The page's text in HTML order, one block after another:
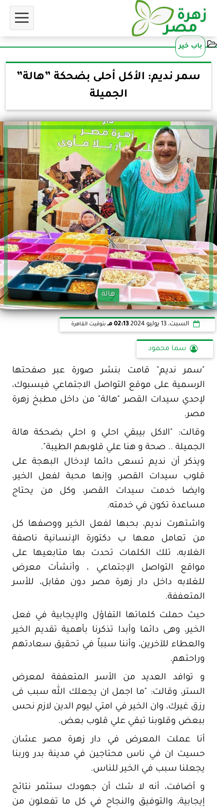
باب خير
سمر نديم: الأكل أحلى بضحكة ”هالة”
الجميلة
هالة
السبت، 13 يوليو 2024 02:13 مـ بتوقيت القاهرة
سما محمود
"سمر نديم" قامت بنشر صورة عبر صفحتها
الرسمية على موقع التواصل الاجتماعي فيسبوك،
لإحدي سيدات القصر "هالة" من داخل مطبخ زهرة
مصر.
وقالت: "الاكل بيبقي احلي و احلي بضحكة هالة
الجميلة .. صحة و هنا علي قلوبهم الطيبة".
ويذكر أن نديم تسعى دائما لإدخال البهجة على
قلوب سيدات القصر، وإنها محبة لفعل الخير،
وايضا خدمت سيدات القصر، وكل من يحتاج
مساعدة تكون في خدمته.
واشتهرت نديم، بحبها لفعل الخير ووصفها كل
من تعامل معها ب دكتورة الإنسانية ناصفة
الغلابه، تلك الكلمات تحدت بها متابعيها على
مواقع التواصل الإجتماعي ، وأنشأت معرض
للغلابه داخل دار زهرة مصر دون مقابل، للأسر
المتعففة.
حيث حملت كلماتها التفاؤل والإيجابية في فعل
الخير، وهى دائما وأبدا تذكرنا بأهمية تقديم الخير
والعطاء للآخرين، وأننا سبباً في تحقيق سعادتهم
وراحتهم.
و توافد العديد من الأسر المتعففة لمعرض
الستر، وقالت: "ما اجمل ان يجعلك الله سبب فى
رزق غيرك، وان الخير في امتي ليوم الدين لازم نحس
ببعض وقلوبنا تبقي علي قلوب بعض.
أنا عملت المعرض في دار زهرة مصر عشان
حسيت ان في ناس محتاجين في مدينة بدر وربنا
يجعلنا سبب في الخير للناس.
و أضافت، أنه لا شك أن جهودك ستثمر نتائج
إيجابية، والتوفيق والنجاح في كل ما تفعلون من